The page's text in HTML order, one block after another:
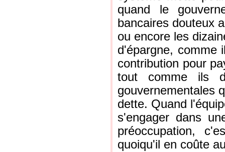
quand le
bancaires douteux
ou encore les
d'épargne, comme
contribution pour
tout comme ils
gouvernementales
dette. Quand
s'engager dans
préoccupation,
quoiqu'il en coûte